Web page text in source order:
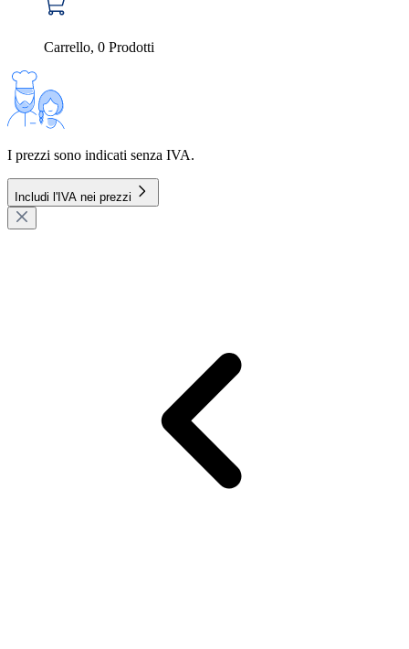
Carrello, 0 Prodotti
I prezzi sono indicati senza IVA.
Includi l'IVA nei prezzi